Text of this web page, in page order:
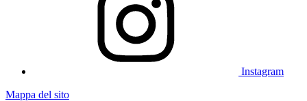
Instagram
Mappa del sito